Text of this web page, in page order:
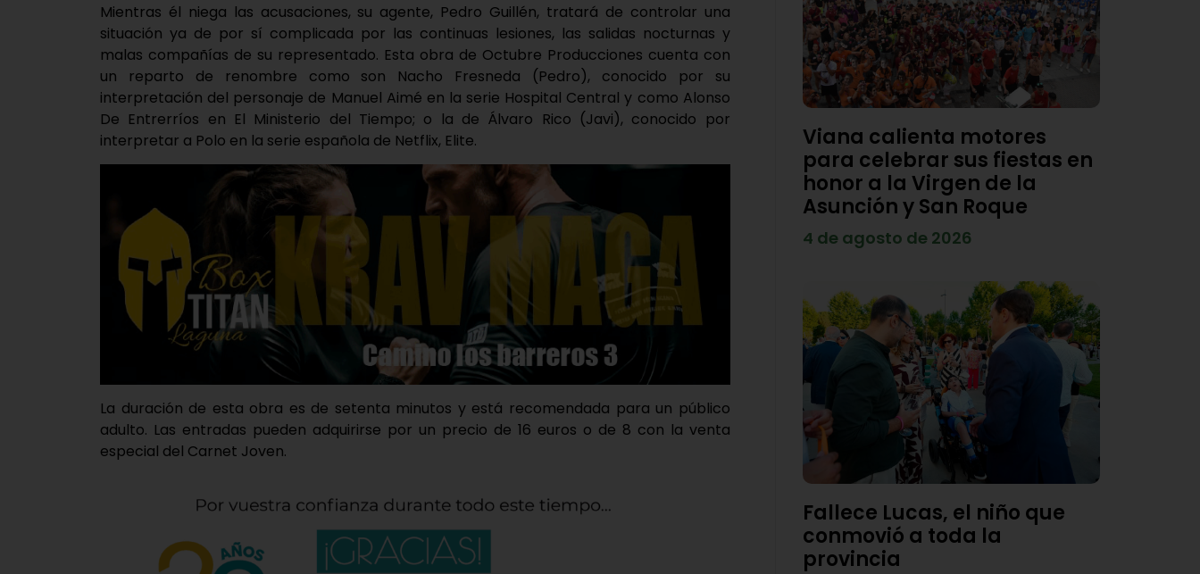
Mientras él niega las acusaciones, su agente, Pedro Guillén, tratará de controlar una
situación ya de por sí complicada por las continuas lesiones, las salidas nocturnas y
malas compañías de su representado. Esta obra de Octubre Producciones cuenta con
un reparto de renombre como son Nacho Fresneda (Pedro), conocido por su
interpretación del personaje de Manuel Aimé en la serie Hospital Central y como Alonso
De Entrerríos en El Ministerio del Tiempo; o la de Álvaro Rico (Javi), conocido por
interpretar a Polo en la serie española de Netflix, Elite.
La duración de esta obra es de setenta minutos y está recomendada para un público
adulto. Las entradas pueden adquirirse por un precio de 16 euros o de 8 con la venta
especial del Carnet Joven.
Viana calienta motores
para celebrar sus fiestas en
honor a la Virgen de la
Asunción y San Roque
4 de agosto de 2026
Fallece Lucas, el niño que
conmovió a toda la
provincia